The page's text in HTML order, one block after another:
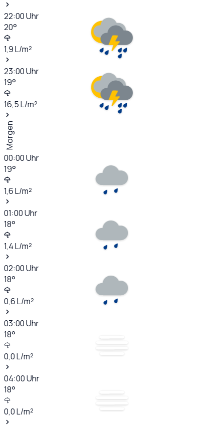
22:00Uhr
20°
1,9L/m²
23:00Uhr
19°
16,5L/m²
Morgen
00:00Uhr
19°
1,6L/m²
01:00Uhr
18°
1,4L/m²
02:00Uhr
18°
0,6L/m²
03:00Uhr
18°
0,0L/m²
04:00Uhr
18°
0,0L/m²